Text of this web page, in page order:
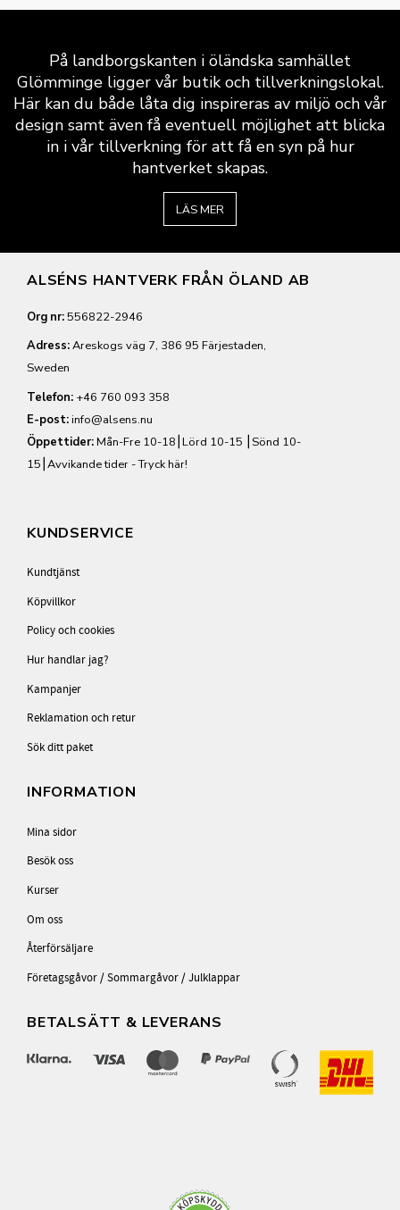
På landborgskanten i öländska samhället
Glömminge ligger vår butik och tillverkningslokal.
Här kan du både låta dig inspireras av miljö och vår
design samt även få eventuell möjlighet att blicka
in i vår tillverkning för att få en syn på hur
hantverket skapas.
LÄS MER
ALSÉNS HANTVERK FRÅN ÖLAND AB
Org nr:556822-2946
Adress:Areskogs väg 7, 386 95 Färjestaden,
Sweden
Telefon: +46 760 093 358
E-post:info@alsens.nu
Öppettider:Mån-Fre 10-18⎮Lörd 10-15 ⎮Sönd 10-
15⎮ Avvikande tider - Tryck här!
KUNDSERVICE
Kundtjänst
Köpvillkor
Policy och cookies
Hur handlar jag?
Kampanjer
Reklamation och retur
Sök ditt paket
INFORMATION
Mina sidor
Besök oss
Kurser
Om oss
Återförsäljare
Företagsgåvor / Sommargåvor / Julklappar
BETALSÄTT & LEVERANS